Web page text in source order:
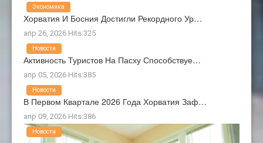
Хорватия И Босния Достигли Рекордного Ур…
апр 26, 2026 Hits:325
Экономика
Активность Туристов На Пасху Способствуе…
апр 05, 2026 Hits:385
Новости
В Первом Квартале 2026 Года Хорватия Заф…
апр 09, 2026 Hits:386
Новости
Новости